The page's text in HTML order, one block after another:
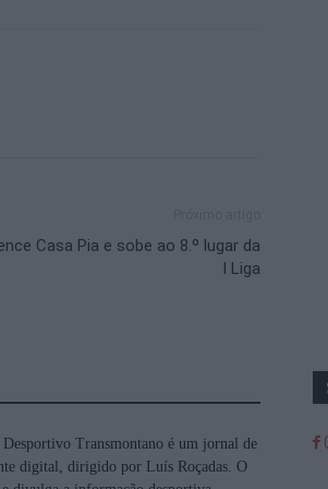
Casa Pia e sobe ao 8.º lugar da
I Liga
Desportivo Transmontano é um jornal de
digital, dirigido por Luís Roçadas. O